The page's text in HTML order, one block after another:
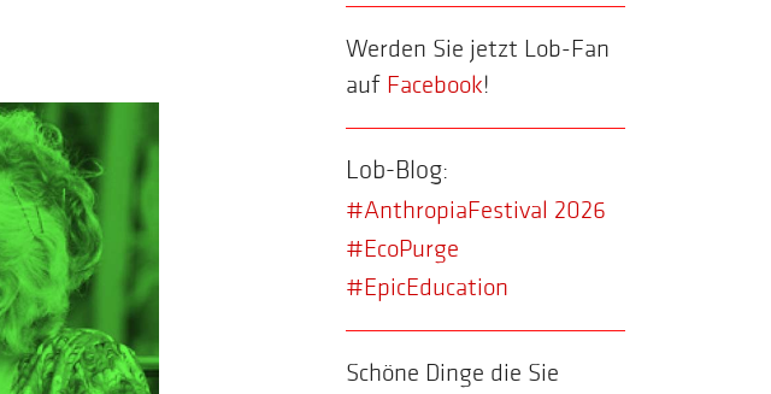
Werden Sie jetzt Lob-Fan
auf Facebook!
Lob-Blog:
#AnthropiaFestival 2026
#EcoPurge
#EpicEducation
Schöne Dinge die Sie